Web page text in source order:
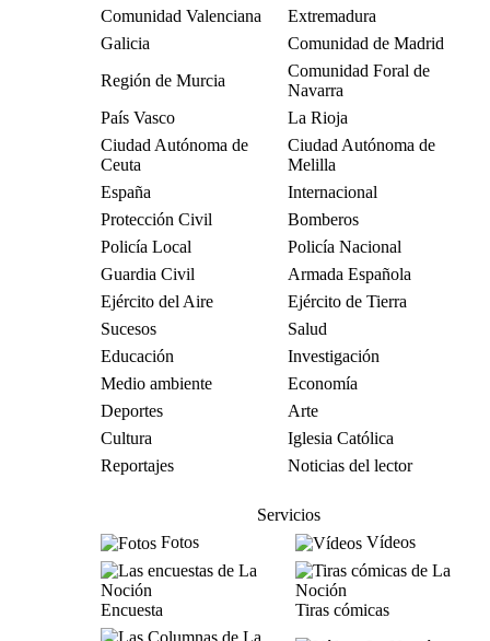
Comunidad Valenciana
Extremadura
Galicia
Comunidad de Madrid
Región de Murcia
Comunidad Foral de
Navarra
País Vasco
La Rioja
Ciudad Autónoma de
Ceuta
Ciudad Autónoma de
Melilla
España
Internacional
Protección Civil
Bomberos
Policía Local
Policía Nacional
Guardia Civil
Armada Española
Ejército del Aire
Ejército de Tierra
Sucesos
Salud
Educación
Investigación
Medio ambiente
Economía
Deportes
Arte
Cultura
Iglesia Católica
Reportajes
Noticias del lector
Servicios
Fotos
Vídeos
Encuesta Tiras cómicas